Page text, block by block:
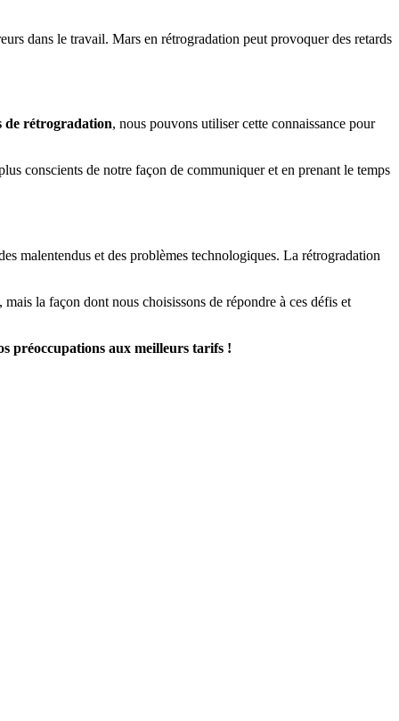
dans le travail. Mars en rétrogradation peut provoquer des retards
de rétrogradation, nous pouvons utiliser cette connaissance pour
conscients de notre façon de communiquer et en prenant le temps
malentendus et des problèmes technologiques. La rétrogradation
la façon dont nous choisissons de répondre à ces défis et
préoccupations aux meilleurs tarifs !